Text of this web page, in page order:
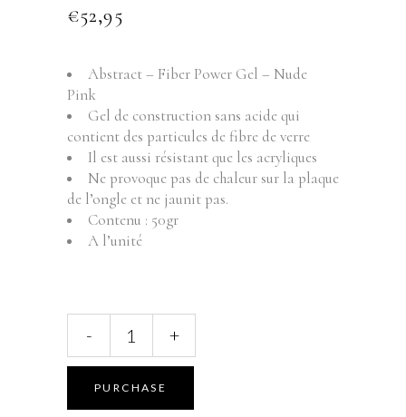
€52,95
Abstract – Fiber Power Gel – Nude
Pink
Gel de construction sans acide qui
contient des particules de fibre de verre
Il est aussi résistant que les acryliques
Ne provoque pas de chaleur sur la plaque
de l’ongle et ne jaunit pas.
Contenu : 50gr
A l’unité
Fiber
Power
Gel
- +
PURCHASE